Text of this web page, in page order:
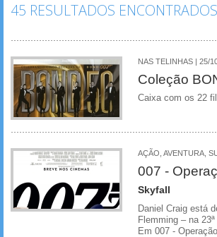
45 RESULTADOS
NAS TELINHAS | 25/
Coleção
Caixa com os 22
AÇÃO, AVENTURA,
007 -
Skyfall
Daniel Craig está
Flemming – na
Em 007 -